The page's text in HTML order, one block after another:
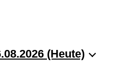
(Heute)